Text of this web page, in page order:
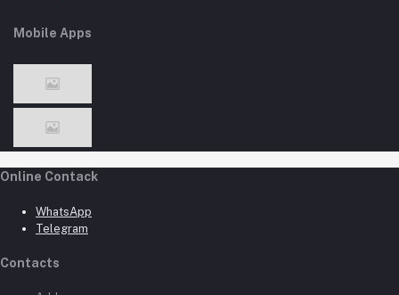
Mobile Apps
Online Contack
WhatsApp
Telegram
Contacts